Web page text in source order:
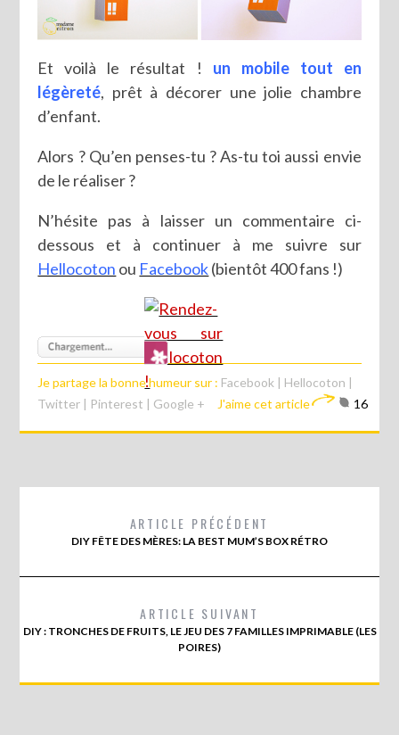
Et voilà le résultat ! un mobile tout en
légèreté, prêt à décorer une jolie chambre
d’enfant.
Alors ? Qu’en penses-tu ? As-tu toi aussi envie
de le réaliser ?
N’hésite pas à laisser un commentaire ci-
dessous et à continuer à me suivre sur
Hellocoton ou Facebook(bientôt 400 fans !)
Je partage la bonne humeur sur : Facebook | Hellocoton |
Twitter | Pinterest | Google + J'aime cet article 16
ARTICLE PRÉCÉDENT
DIY FÊTE DES MÈRES: LA BEST MUM’S BOX RÉTRO
ARTICLE SUIVANT
DIY : TRONCHES DE FRUITS, LE JEU DES 7 FAMILLES IMPRIMABLE (LES
POIRES)